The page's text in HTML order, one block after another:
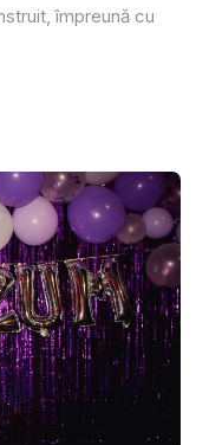
împreună cu